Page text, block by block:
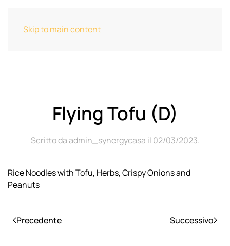
Skip to main content
Flying Tofu (D)
Scritto daadmin_synergycasa il 02/03/2023.
Rice Noodles with Tofu, Herbs, Crispy Onions and
Peanuts
Precedente Successivo